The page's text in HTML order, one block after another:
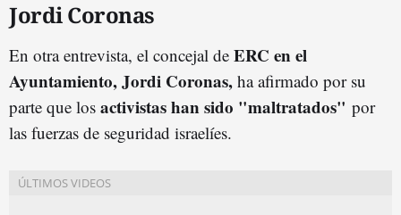
Jordi Coronas
En otra entrevista, el concejal de ERC en el
Ayuntamiento, Jordi Coronas, ha afirmado por su
parte que los activistas han sido "maltratados" por
las fuerzas de seguridad israelíes.